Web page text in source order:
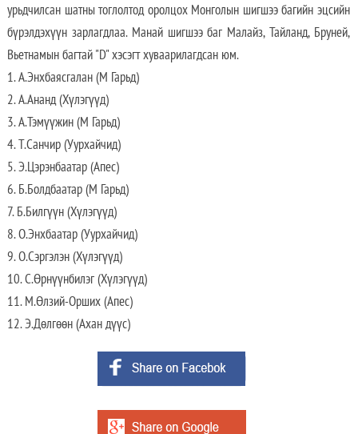
урьдчилсан шатны тоглолтод оролцох Монголын шигшээ багийн эцсийн
бүрэлдэхүүн зарлагдлаа. Манай шигшээ баг Малайз, Тайланд, Бруней,
Вьетнамын багтай "D" хэсэгт хуваарилагдсан юм.
1. А.Энхбаясгалан (М Гарьд)
2. А.Ананд (Хүлэгүүд)
3. А.Тэмүүжин (М Гарьд)
4. Т.Санчир (Уурхайчид)
5. Э.Цэрэнбаатар (Апес)
6. Б.Болдбаатар (М Гарьд)
7. Б.Билгүүн (Хүлэгүүд)
8. О.Энхбаатар (Уурхайчид)
9. О.Сэргэлэн (Хүлэгүүд)
10. С.Өрнүүнбилэг (Хүлэгүүд)
11. М.Өлзий-Орших (Апес)
12. Э.Дөлгөөн (Ахан дүүс)